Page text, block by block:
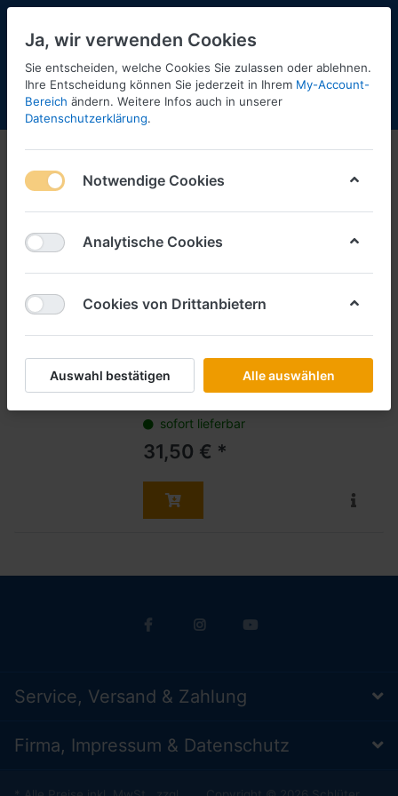
Menü Anmelden Shopaktualisierung
Kibri
1-1 von
Filtern Sortieren
KIBRI
Art.-Nr. KB11287
* Preise inkl. MwSt., zzgl.Versandkosten
sofort lieferbar
31,50 € *
Service, Versand & Zahlung
Firma, Impressum & Datenschutz
Ja, wir verwenden Cookies
Sie entscheiden, welche Cookies Sie zulassen oder ablehnen.
Ihre Entscheidung können Sie jederzeit in Ihrem My-Account-
Bereich ändern. Weitere Infos auch in unserer
Datenschutzerklärung.
Notwendige Cookies
Analytische Cookies
Cookies von Drittanbietern
Auswahl bestätigen Alle auswählen